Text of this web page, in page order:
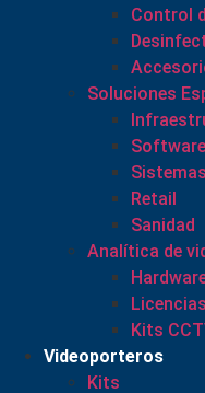
Control
Soluciones
Retail
Sanidad
Analítica de
Licencias
Kits
Videoporteros
Kits